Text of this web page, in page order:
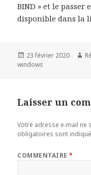
BIND » et le
disponible dans la
Publié
le
23 février 2020
windows
Laisser un
Votre adresse e-mail ne
obligatoires sont
COMMENTAIRE*